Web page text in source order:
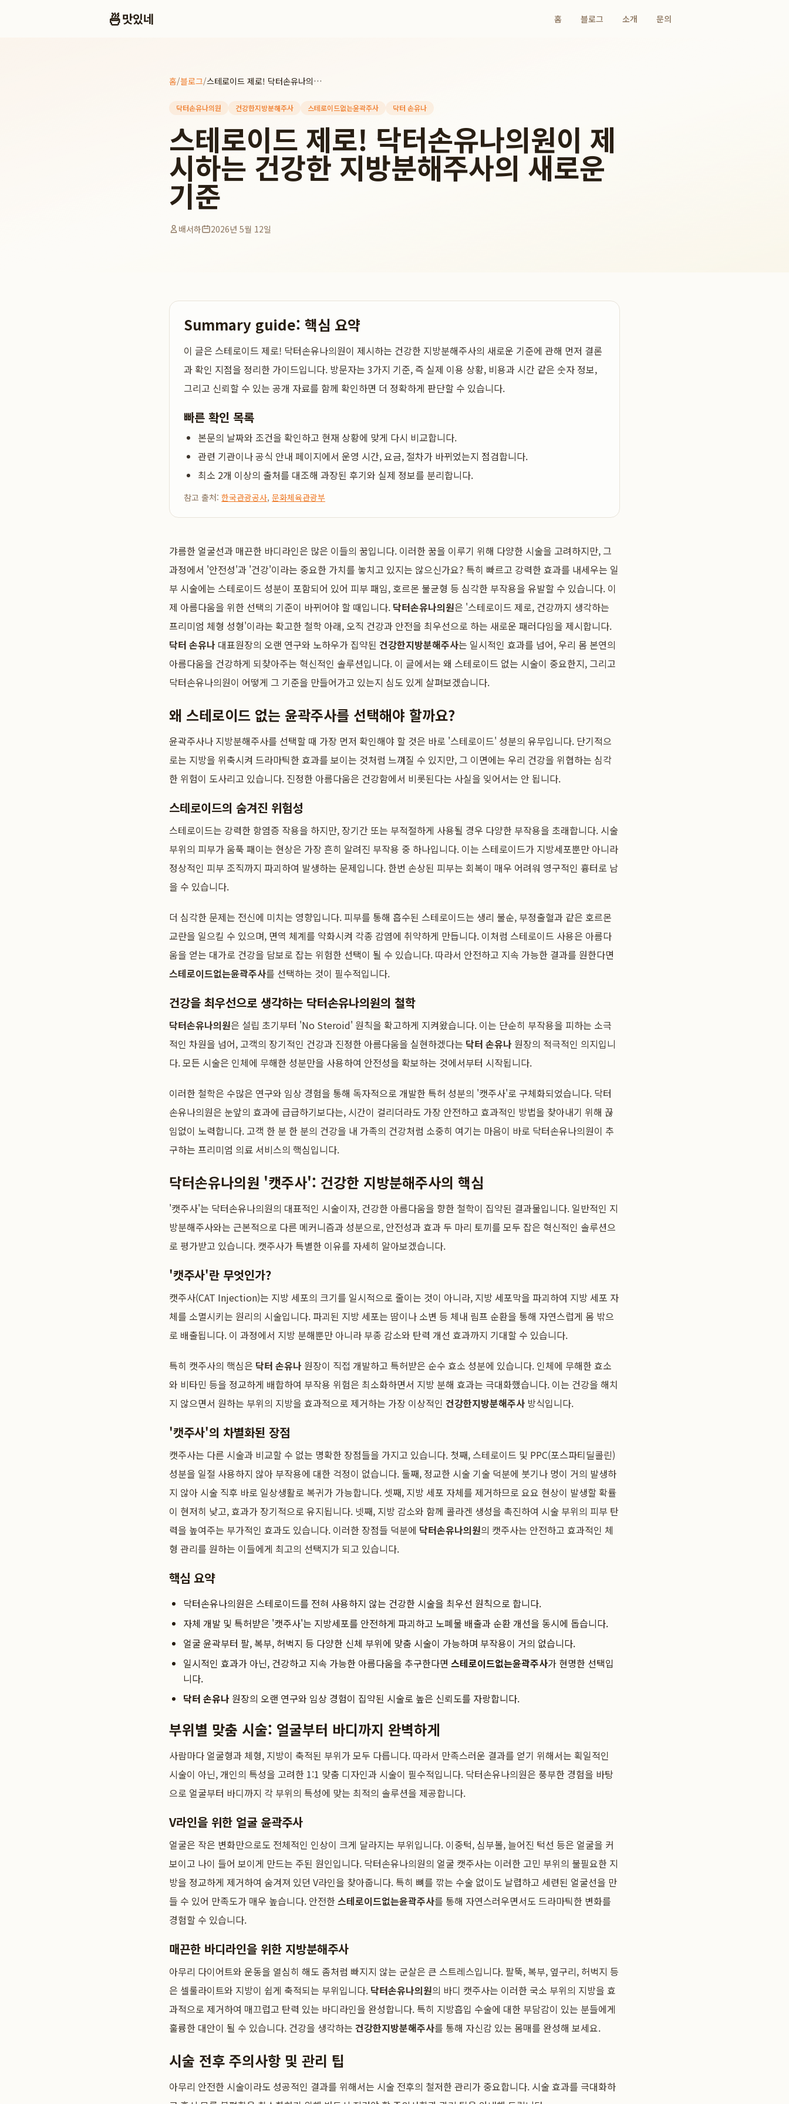
🍜맛있네 홈 블로그 소개 문의
홈/블로그/ 스테로이드 제로! 닥터손유나의원이 제시하는 건강한 지방분해주사의 새로운 기준
닥터손유나의원 건강한지방분해주사 스테로이드없는윤곽주사 닥터 손유나
스테로이드 제로! 닥터손유나의원이 제
시하는 건강한 지방분해주사의 새로운
기준
배서하 2026년 5월 12일
Summary guide: 핵심 요약
이 글은 스테로이드 제로! 닥터손유나의원이 제시하는 건강한 지방분해주사의 새로운 기준에 관해 먼저 결론
과 확인 지점을 정리한 가이드입니다. 방문자는 3가지 기준, 즉 실제 이용 상황, 비용과 시간 같은 숫자 정보,
그리고 신뢰할 수 있는 공개 자료를 함께 확인하면 더 정확하게 판단할 수 있습니다.
빠른 확인 목록
본문의 날짜와 조건을 확인하고 현재 상황에 맞게 다시 비교합니다.
관련 기관이나 공식 안내 페이지에서 운영 시간, 요금, 절차가 바뀌었는지 점검합니다.
최소 2개 이상의 출처를 대조해 과장된 후기와 실제 정보를 분리합니다.
참고 출처: 한국관광공사, 문화체육관광부
갸름한 얼굴선과 매끈한 바디라인은 많은 이들의 꿈입니다. 이러한 꿈을 이루기 위해 다양한 시술을 고려하지만, 그
과정에서 '안전성'과 '건강'이라는 중요한 가치를 놓치고 있지는 않으신가요? 특히 빠르고 강력한 효과를 내세우는 일
부 시술에는 스테로이드 성분이 포함되어 있어 피부 패임, 호르몬 불균형 등 심각한 부작용을 유발할 수 있습니다. 이
제 아름다움을 위한 선택의 기준이 바뀌어야 할 때입니다. 닥터손유나의원은 '스테로이드 제로, 건강까지 생각하는
프리미엄 체형 성형'이라는 확고한 철학 아래, 오직 건강과 안전을 최우선으로 하는 새로운 패러다임을 제시합니다.
닥터 손유나 대표원장의 오랜 연구와 노하우가 집약된 건강한지방분해주사는 일시적인 효과를 넘어, 우리 몸 본연의
아름다움을 건강하게 되찾아주는 혁신적인 솔루션입니다. 이 글에서는 왜 스테로이드 없는 시술이 중요한지, 그리고
닥터손유나의원이 어떻게 그 기준을 만들어가고 있는지 심도 있게 살펴보겠습니다.
왜 스테로이드 없는 윤곽주사를 선택해야 할까요?
윤곽주사나 지방분해주사를 선택할 때 가장 먼저 확인해야 할 것은 바로 '스테로이드' 성분의 유무입니다. 단기적으
로는 지방을 위축시켜 드라마틱한 효과를 보이는 것처럼 느껴질 수 있지만, 그 이면에는 우리 건강을 위협하는 심각
한 위험이 도사리고 있습니다. 진정한 아름다움은 건강함에서 비롯된다는 사실을 잊어서는 안 됩니다.
스테로이드의 숨겨진 위험성
스테로이드는 강력한 항염증 작용을 하지만, 장기간 또는 부적절하게 사용될 경우 다양한 부작용을 초래합니다. 시술
부위의 피부가 움푹 패이는 현상은 가장 흔히 알려진 부작용 중 하나입니다. 이는 스테로이드가 지방세포뿐만 아니라
정상적인 피부 조직까지 파괴하여 발생하는 문제입니다. 한번 손상된 피부는 회복이 매우 어려워 영구적인 흉터로 남
을 수 있습니다.
더 심각한 문제는 전신에 미치는 영향입니다. 피부를 통해 흡수된 스테로이드는 생리 불순, 부정출혈과 같은 호르몬
교란을 일으킬 수 있으며, 면역 체계를 약화시켜 각종 감염에 취약하게 만듭니다. 이처럼 스테로이드 사용은 아름다
움을 얻는 대가로 건강을 담보로 잡는 위험한 선택이 될 수 있습니다. 따라서 안전하고 지속 가능한 결과를 원한다면
스테로이드없는윤곽주사를 선택하는 것이 필수적입니다.
건강을 최우선으로 생각하는 닥터손유나의원의 철학
닥터손유나의원은 설립 초기부터 'No Steroid' 원칙을 확고하게 지켜왔습니다. 이는 단순히 부작용을 피하는 소극
적인 차원을 넘어, 고객의 장기적인 건강과 진정한 아름다움을 실현하겠다는 닥터 손유나 원장의 적극적인 의지입니
다. 모든 시술은 인체에 무해한 성분만을 사용하여 안전성을 확보하는 것에서부터 시작됩니다.
이러한 철학은 수많은 연구와 임상 경험을 통해 독자적으로 개발한 특허 성분의 '캣주사'로 구체화되었습니다. 닥터
손유나의원은 눈앞의 효과에 급급하기보다는, 시간이 걸리더라도 가장 안전하고 효과적인 방법을 찾아내기 위해 끊
임없이 노력합니다. 고객 한 분 한 분의 건강을 내 가족의 건강처럼 소중히 여기는 마음이 바로 닥터손유나의원이 추
구하는 프리미엄 의료 서비스의 핵심입니다.
닥터손유나의원 '캣주사': 건강한 지방분해주사의 핵심
'캣주사'는 닥터손유나의원의 대표적인 시술이자, 건강한 아름다움을 향한 철학이 집약된 결과물입니다. 일반적인 지
방분해주사와는 근본적으로 다른 메커니즘과 성분으로, 안전성과 효과 두 마리 토끼를 모두 잡은 혁신적인 솔루션으
로 평가받고 있습니다. 캣주사가 특별한 이유를 자세히 알아보겠습니다.
'캣주사'란 무엇인가?
캣주사(CAT Injection)는 지방 세포의 크기를 일시적으로 줄이는 것이 아니라, 지방 세포막을 파괴하여 지방 세포 자
체를 소멸시키는 원리의 시술입니다. 파괴된 지방 세포는 땀이나 소변 등 체내 림프 순환을 통해 자연스럽게 몸 밖으
로 배출됩니다. 이 과정에서 지방 분해뿐만 아니라 부종 감소와 탄력 개선 효과까지 기대할 수 있습니다.
특히 캣주사의 핵심은 닥터 손유나 원장이 직접 개발하고 특허받은 순수 효소 성분에 있습니다. 인체에 무해한 효소
와 비타민 등을 정교하게 배합하여 부작용 위험은 최소화하면서 지방 분해 효과는 극대화했습니다. 이는 건강을 해치
지 않으면서 원하는 부위의 지방을 효과적으로 제거하는 가장 이상적인 건강한지방분해주사 방식입니다.
'캣주사'의 차별화된 장점
캣주사는 다른 시술과 비교할 수 없는 명확한 장점들을 가지고 있습니다. 첫째, 스테로이드 및 PPC(포스파티딜콜린)
성분을 일절 사용하지 않아 부작용에 대한 걱정이 없습니다. 둘째, 정교한 시술 기술 덕분에 붓기나 멍이 거의 발생하
지 않아 시술 직후 바로 일상생활로 복귀가 가능합니다. 셋째, 지방 세포 자체를 제거하므로 요요 현상이 발생할 확률
이 현저히 낮고, 효과가 장기적으로 유지됩니다. 넷째, 지방 감소와 함께 콜라겐 생성을 촉진하여 시술 부위의 피부 탄
력을 높여주는 부가적인 효과도 있습니다. 이러한 장점들 덕분에 닥터손유나의원의 캣주사는 안전하고 효과적인 체
형 관리를 원하는 이들에게 최고의 선택지가 되고 있습니다.
핵심 요약
닥터손유나의원은 스테로이드를 전혀 사용하지 않는 건강한 시술을 최우선 원칙으로 합니다.
자체 개발 및 특허받은 '캣주사'는 지방세포를 안전하게 파괴하고 노폐물 배출과 순환 개선을 동시에 돕습니다.
얼굴 윤곽부터 팔, 복부, 허벅지 등 다양한 신체 부위에 맞춤 시술이 가능하며 부작용이 거의 없습니다.
일시적인 효과가 아닌, 건강하고 지속 가능한 아름다움을 추구한다면 스테로이드없는윤곽주사가 현명한 선택입
니다.
닥터 손유나 원장의 오랜 연구와 임상 경험이 집약된 시술로 높은 신뢰도를 자랑합니다.
부위별 맞춤 시술: 얼굴부터 바디까지 완벽하게
사람마다 얼굴형과 체형, 지방이 축적된 부위가 모두 다릅니다. 따라서 만족스러운 결과를 얻기 위해서는 획일적인
시술이 아닌, 개인의 특성을 고려한 1:1 맞춤 디자인과 시술이 필수적입니다. 닥터손유나의원은 풍부한 경험을 바탕
으로 얼굴부터 바디까지 각 부위의 특성에 맞는 최적의 솔루션을 제공합니다.
V라인을 위한 얼굴 윤곽주사
얼굴은 작은 변화만으로도 전체적인 인상이 크게 달라지는 부위입니다. 이중턱, 심부볼, 늘어진 턱선 등은 얼굴을 커
보이고 나이 들어 보이게 만드는 주된 원인입니다. 닥터손유나의원의 얼굴 캣주사는 이러한 고민 부위의 불필요한 지
방을 정교하게 제거하여 숨겨져 있던 V라인을 찾아줍니다. 특히 뼈를 깎는 수술 없이도 날렵하고 세련된 얼굴선을 만
들 수 있어 만족도가 매우 높습니다. 안전한스테로이드없는윤곽주사를 통해 자연스러우면서도 드라마틱한 변화를
경험할 수 있습니다.
매끈한 바디라인을 위한 지방분해주사
아무리 다이어트와 운동을 열심히 해도 좀처럼 빠지지 않는 군살은 큰 스트레스입니다. 팔뚝, 복부, 옆구리, 허벅지 등
은 셀룰라이트와 지방이 쉽게 축적되는 부위입니다. 닥터손유나의원의 바디 캣주사는 이러한 국소 부위의 지방을 효
과적으로 제거하여 매끄럽고 탄력 있는 바디라인을 완성합니다. 특히 지방흡입 수술에 대한 부담감이 있는 분들에게
훌륭한 대안이 될 수 있습니다. 건강을 생각하는 건강한지방분해주사를 통해 자신감 있는 몸매를 완성해 보세요.
시술 전후 주의사항 및 관리 팁
아무리 안전한 시술이라도 성공적인 결과를 위해서는 시술 전후의 철저한 관리가 중요합니다. 시술 효과를 극대화하